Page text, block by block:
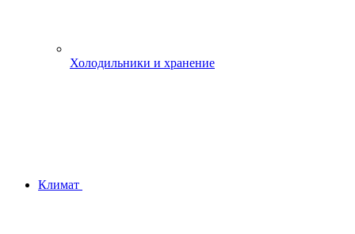
Холодильники и хранение
Климат